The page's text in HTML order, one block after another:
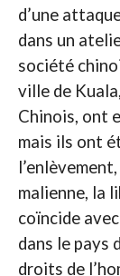
d’une
dans un
société
ville de
Chinois, ont
mais ils ont
malienne, la
coïncide
dans le pays
droits de